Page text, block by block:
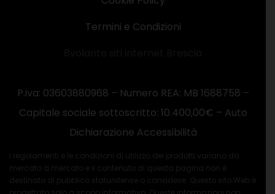
Termini e Condizioni
P.iva: 03603880968 – Numero REA: MB 1688758 –
Capitale sociale sottoscritto: 10.400,00€ – Auto
Dichiarazione Accessibilità
I regolamenti e le condizioni di utilizzo dei prodotti variano da
mercato a mercato e il contenuto di questa pagina non è
destinato al pubblico statunitense o canadese. Questo sito Web è